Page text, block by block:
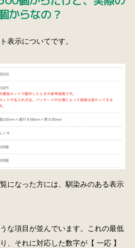
からなの？
表示についてです。
になった方には、馴染みのある表示
な項目が並んでいます。これの最低
、それに対応した数字が【 一応 】